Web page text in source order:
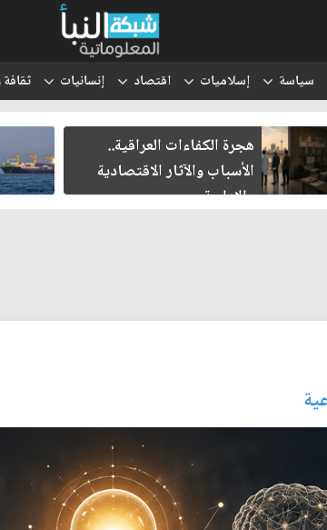
سياسة إسلاميات اقتصاد إنسانيات
هجرة الكفاءات العراقية..
الأسباب والآثار الاقتصادية
والإدارية